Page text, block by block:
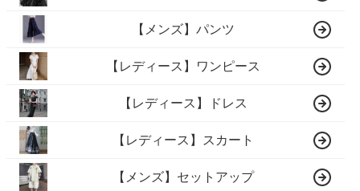
【メンズ】パンツ
【レディース】ワンピース
【レディース】ドレス
【レディース】スカート
【メンズ】セットアップ